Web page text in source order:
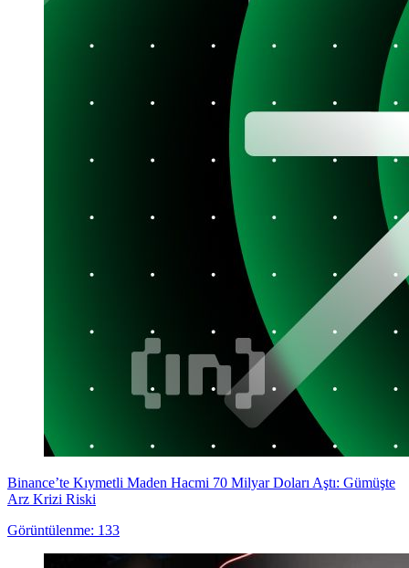
Binance’te Kıymetli Maden Hacmi 70 Milyar Doları Aştı: Gümüşte
Arz Krizi Riski
Görüntülenme: 133